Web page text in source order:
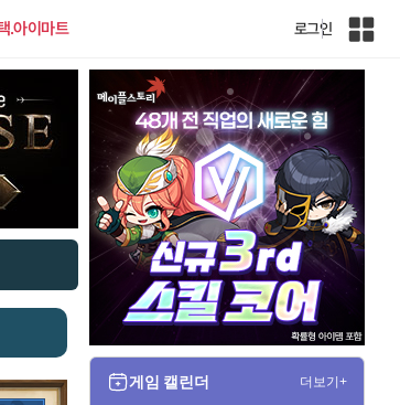
.아이마트 로그인
인
게임 캘린더 더보기+